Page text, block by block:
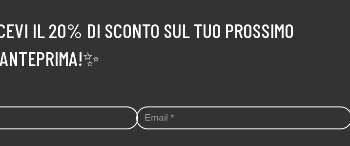
IL 20% DI SCONTO SUL TUO PROSSIMO